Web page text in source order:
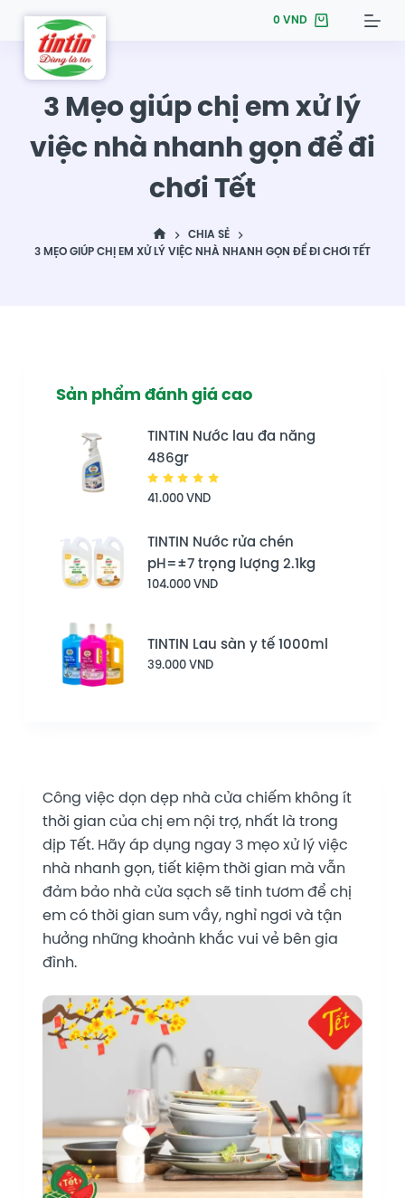
S
0VND
3 Mẹo giúp chị em xử lý
việc nhà nhanh gọn để đi
chơi Tết
CHIA SẺ
3 MẸO GIÚP CHỊ EM XỬ LÝ VIỆC NHÀ NHANH GỌN ĐỂ ĐI CHƠI TẾT
Công việc dọn dẹp nhà cửa chiếm không ít
thời gian của chị em nội trợ, nhất là trong
dịp Tết. Hãy áp dụng ngay 3 mẹo xử lý việc
nhà nhanh gọn, tiết kiệm thời gian mà vẫn
đảm bảo nhà cửa sạch sẽ tinh tươm để chị
em có thời gian sum vầy, nghỉ ngơi và tận
hưởng những khoảnh khắc vui vẻ bên gia
đình.
Sản phẩm đánh giá cao
TINTIN Nước lau đa năng
486gr
xếp hạng
41.000VND
TINTIN Nước rửa chén
pH=±7 trọng lượng 2.1kg
104.000VND
TINTIN Lau sàn y tế 1000ml
39.000VND